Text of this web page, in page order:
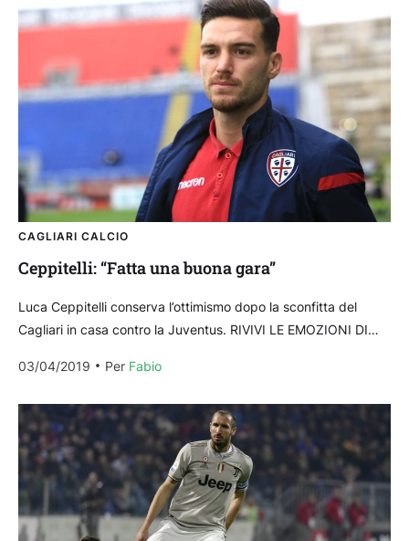
CAGLIARI CALCIO
Ceppitelli: “Fatta una buona gara”
Luca Ceppitelli conserva l’ottimismo dopo la sconfitta del
Cagliari in casa contro la Juventus. RIVIVI LE EMOZIONI DI
PAGELLE...
03/04/2019 Per Fabio